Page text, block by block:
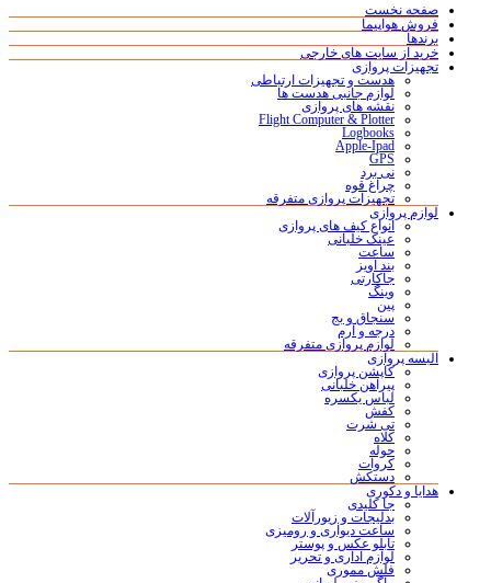
صفحه نخست
فروش هواپیما
برندها
خرید از سایت های خارجی
تجهیزات پروازی
هدست و تجهیزات ارتباطی
لوازم جانبی هدست ها
نقشه های پروازی
Flight Computer & Plotter
Logbooks
Apple-Ipad
GPS
نی برد
چراغ قوه
تجهیزات پروازی متفرقه
لوازم پروازی
انواع کیف های پروازی
عینک خلبانی
ساعت
بند آویز
جاکارتی
وینگ
پین
سنجاق و بج
درجه و آرم
لوازم پروازی متفرقه
البسه پروازی
کاپشن پروازی
پیراهن خلبانی
لباس یکسره
کفش
تی شرت
کلاه
حوله
کروات
دستکش
هدایا و دکوری
جا کلیدی
بدلیجات و زیورآلات
ساعت دیواری و رومیزی
تابلو عکس و پوستر
لوازم اداری و تحریر
فلش مموری